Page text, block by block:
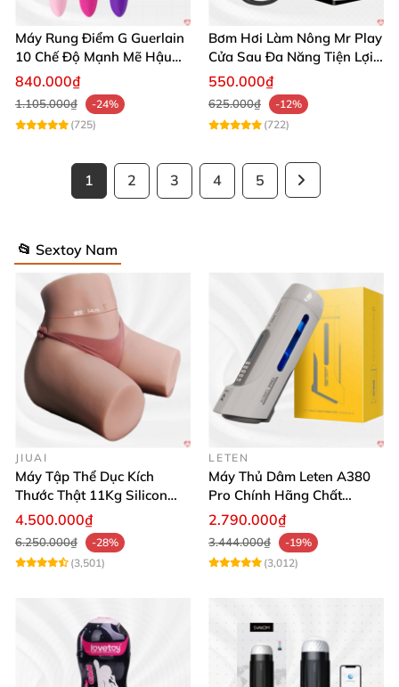
Máy Rung Điểm G Guerlain
10 Chế Độ Mạnh Mẽ Hậu
Môn
840.000₫
1.105.000₫
-24%
(725)
Bơm Hơi Làm Nông Mr Play
Cửa Sau Đa Năng Tiện Lợi
Giá Tốt
550.000₫
625.000₫
-12%
(722)
1 2 3 4 5
📂 Sextoy Nam
JIUAI
Máy Tập Thể Dục Kích
Thước Thật 11Kg Silicon
Cao Cấp Nhật Bản
4.500.000₫
6.250.000₫
-28%
(3,501)
LETEN
Máy Thủ Dâm Leten A380
Pro Chính Hãng Chất
Lượng Cao
2.790.000₫
3.444.000₫
-19%
(3,012)